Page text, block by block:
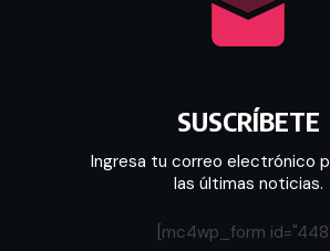
SUSCRÍBETE
Ingresa tu correo electrónico
las últimas noticias.
[mc4wp_form